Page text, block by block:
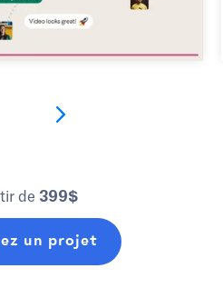
de 399$
un projet